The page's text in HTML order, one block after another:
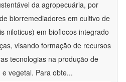
da agropecuária, por
biorremediadores em cultivo de
niloticus) em bioflocos integrado
visando formação de recursos
tecnologias na produção de
vegetal. Para obte...